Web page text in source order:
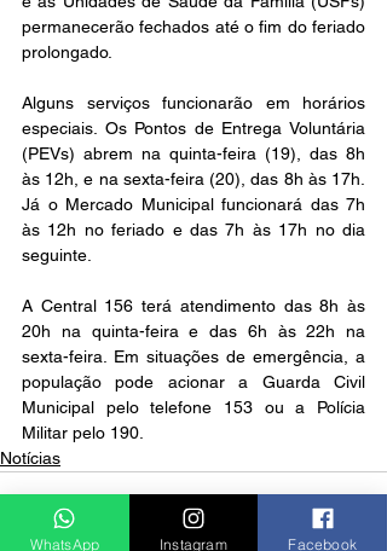
permanecerão fechados até o fim do feriado
prolongado.
Alguns serviços funcionarão em horários
especiais. Os Pontos de Entrega Voluntária
(PEVs) abrem na quinta-feira (19), das 8h
às 12h, e na sexta-feira (20), das 8h às 17h.
Já o Mercado Municipal funcionará das 7h
às 12h no feriado e das 7h às 17h no dia
seguinte.
A Central 156 terá atendimento das 8h às
20h na quinta-feira e das 6h às 22h na
sexta-feira. Em situações de emergência, a
população pode acionar a Guarda Civil
Municipal pelo telefone 153 ou a Polícia
Militar pelo 190.
Notícias
WhatsApp Instagram Facebook